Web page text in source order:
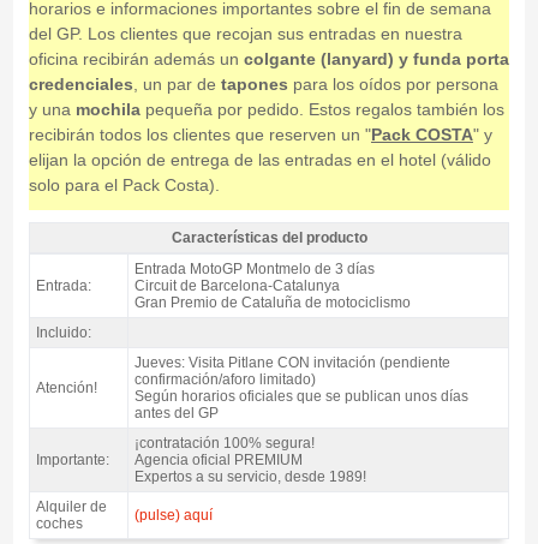
horarios e informaciones importantes sobre el fin de semana
del GP. Los clientes que recojan sus entradas en nuestra
oficina recibirán además un colgante (lanyard) y funda porta
credenciales , un par de tapones para los oídos por persona
y una mochilapequeña por pedido. Estos regalos también los
recibirán todos los clientes que reserven un "Pack COSTA" y
elijan la opción de entrega de las entradas en el hotel (válido
solo para el Pack Costa).
Entrada MotoGP Tribuna L, GP Catalunya 2027 - Características del
producto
Características del producto
Entrada:
Entrada MotoGP Montmelo de 3 días
Circuit de Barcelona-Catalunya
Gran Premio de Cataluña de motociclismo
Incluido:
Atención!
Jueves: Visita Pitlane CON invitación (pendiente
confirmación/aforo limitado)
Según horarios oficiales que se publican unos días
antes del GP
Importante:
¡contratación 100% segura!
Agencia oficial PREMIUM
Expertos a su servicio, desde 1989!
Alquiler de
coches
(pulse) aquí